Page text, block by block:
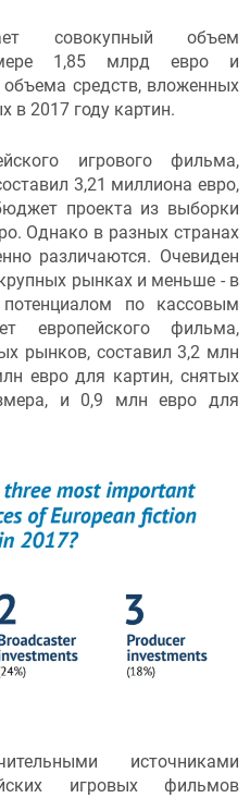
совокупный объем
1,85 млрд евро и
средств, вложенных
в 2017 году картин.
игрового фильма,
3,21 миллиона евро,
проекта из выборки
Однако в разных странах
различаются. Очевиден
рынках и меньше - в
по кассовым
европейского фильма,
рынков, составил 3,2 млн
евро для картин, снятых
и 0,9 млн евро для
источниками
игровых фильмов